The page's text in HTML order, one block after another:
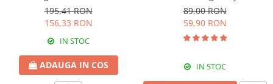
195,41 RON
156,33 RON
IN STOC
ADAUGA IN COS
89,00 RON
59,90 RON
IN STOC